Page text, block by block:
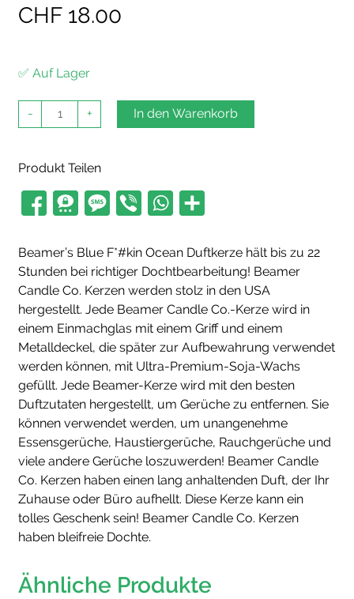
CHF 18.00
✅ Auf Lager
-
Beamer
Kerze
Blue
Menge
+ In den Warenkorb
Produkt Teilen
Beamer’s Blue F*#kin Ocean Duftkerze hält bis zu 22
Stunden bei richtiger Dochtbearbeitung! Beamer
Candle Co. Kerzen werden stolz in den USA
hergestellt. Jede Beamer Candle Co.-Kerze wird in
einem Einmachglas mit einem Griff und einem
Metalldeckel, die später zur Aufbewahrung verwendet
werden können, mit Ultra-Premium-Soja-Wachs
gefüllt. Jede Beamer-Kerze wird mit den besten
Duftzutaten hergestellt, um Gerüche zu entfernen. Sie
können verwendet werden, um unangenehme
Essensgerüche, Haustiergerüche, Rauchgerüche und
viele andere Gerüche loszuwerden! Beamer Candle
Co. Kerzen haben einen lang anhaltenden Duft, der Ihr
Zuhause oder Büro aufhellt. Diese Kerze kann ein
tolles Geschenk sein! Beamer Candle Co. Kerzen
haben bleifreie Dochte.
Ähnliche Produkte